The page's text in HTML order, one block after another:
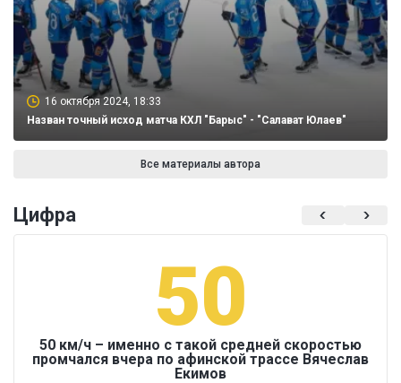
16 октября 2024, 18:33
Назван точный исход матча КХЛ "Барыс" - "Салават Юлаев"
Все материалы автора
Цифра
50
50 км/ч – именно с такой средней скоростью
промчался вчера по афинской трассе Вячеслав
Екимов